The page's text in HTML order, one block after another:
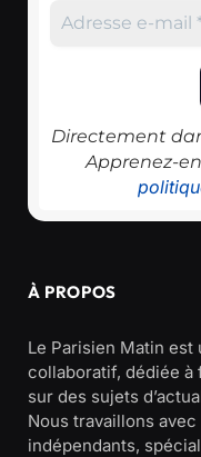
Directement
Apprenez-
À PROPOS
Le Parisien Matin
collaboratif, dédiée
sur des sujets
Nous travaillons
indépendants,